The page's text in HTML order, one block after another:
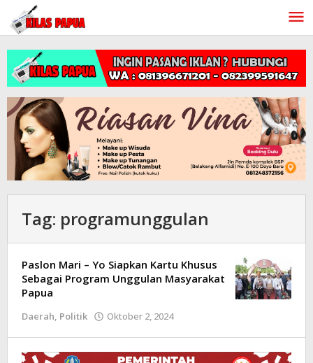
Lewati
konten
Tag: programunggulan
Paslon Mari – Yo Siapkan Kartu Khusus
Sebagai Program Unggulan Masyarakat
Papua
Daerah, Politik Oktober 2, 2024